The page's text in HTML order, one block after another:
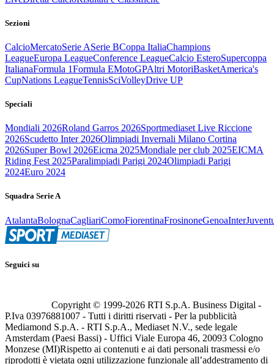
Sezioni
CalcioMercatoSerie ASerie BCoppa ItaliaChampions
LeagueEuropa LeagueConference LeagueCalcio EsteroSupercoppa
ItalianaFormula 1Formula EMotoGPAltri MotoriBasketAmerica's
CupNations LeagueTennisSciVolleyDrive UP
Speciali
Mondiali 2026Roland Garros 2026Sportmediaset Live Riccione
2026Scudetto Inter 2026Olimpiadi Invernali Milano Cortina
2026Super Bowl 2026Eicma 2025Mondiale per club 2025EICMA
Riding Fest 2025Paralimpiadi Parigi 2024Olimpiadi Parigi
2024Euro 2024
Squadra Serie A
AtalantaBolognaCagliariComoFiorentinaFrosinoneGenoaInter
Seguici su
Copyright © 1999-2026 RTI S.p.A. Business Digital -
P.Iva 03976881007 - Tutti i diritti riservati - Per la pubblicità
Mediamond S.p.A. - RTI S.p.A., Mediaset N.V., sede legale
Amsterdam (Paesi Bassi) - Uffici Viale Europa 46, 20093 Cologno
Monzese (MI)Rispetto ai contenuti e ai dati personali trasmessi e/o
riprodotti è vietata ogni utilizzazione funzionale all’addestramento di